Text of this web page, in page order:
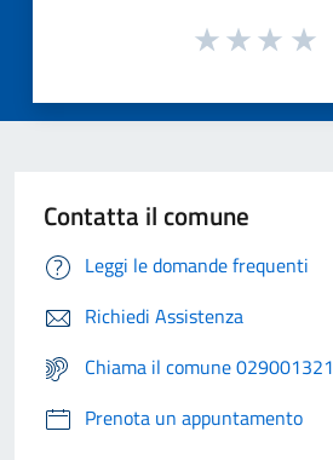
Contatta il comune
Leggi le domande frequenti
Richiedi Assistenza
Chiama il comune 029001321
Prenota un appuntamento